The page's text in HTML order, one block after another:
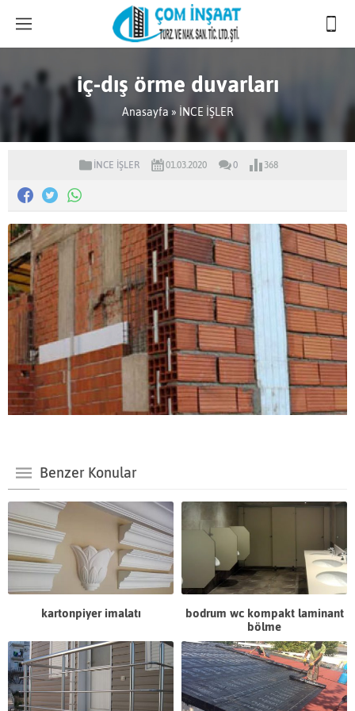
iç-dış örme duvarları
Anasayfa » İNCE İŞLER
İNCE İŞLER 01.03.2020 0 368
Benzer Konular
kartonpiyer imalatı
bodrum wc kompakt laminant
bölme